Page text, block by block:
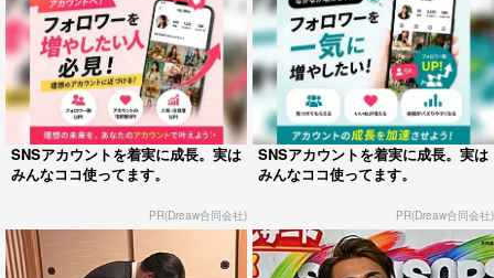
SNSアカウントを着実に成長。実は
みんなココ使ってます。
PR(Dreaw合同会社)
SNSアカウントを着実に成長。実は
みんなココ使ってます。
PR(Dreaw合同会社)